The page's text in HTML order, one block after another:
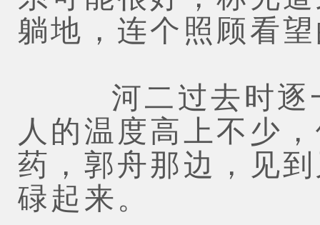
躺地，连个照顾看
河二过去时逐一
人的温度高上不少
药，郭舟那边，见
碌起来。